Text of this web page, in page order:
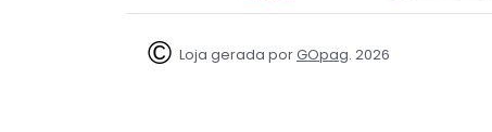
Loja gerada porGOpag . 2026